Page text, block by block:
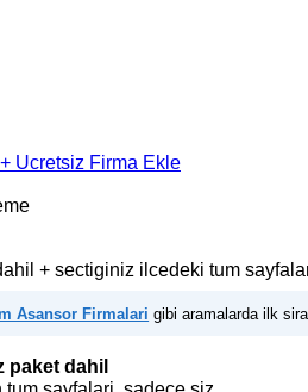
+ Ucretsiz Firma Ekle
+ sectiginiz ilcedeki tum
Asansor Firmalari gibi aramalarda ilk
paket dahil